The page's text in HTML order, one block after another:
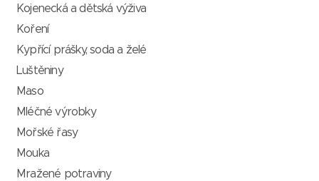
Kojenecká a dětská výživa
Koření
Kypřící prášky, soda a želé
Luštěniny
Maso
Mléčné výrobky
Mořské řasy
Mouka
Mražené potraviny